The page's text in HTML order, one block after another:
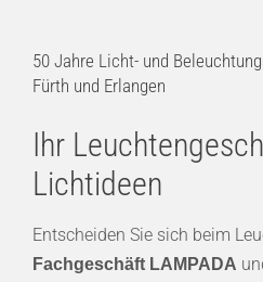
50 Jahre Licht- und
Fürth und Erlangen
Ihr
Lichtideen
Entscheiden Sie sich beim
Fachgeschäft LAMPADA